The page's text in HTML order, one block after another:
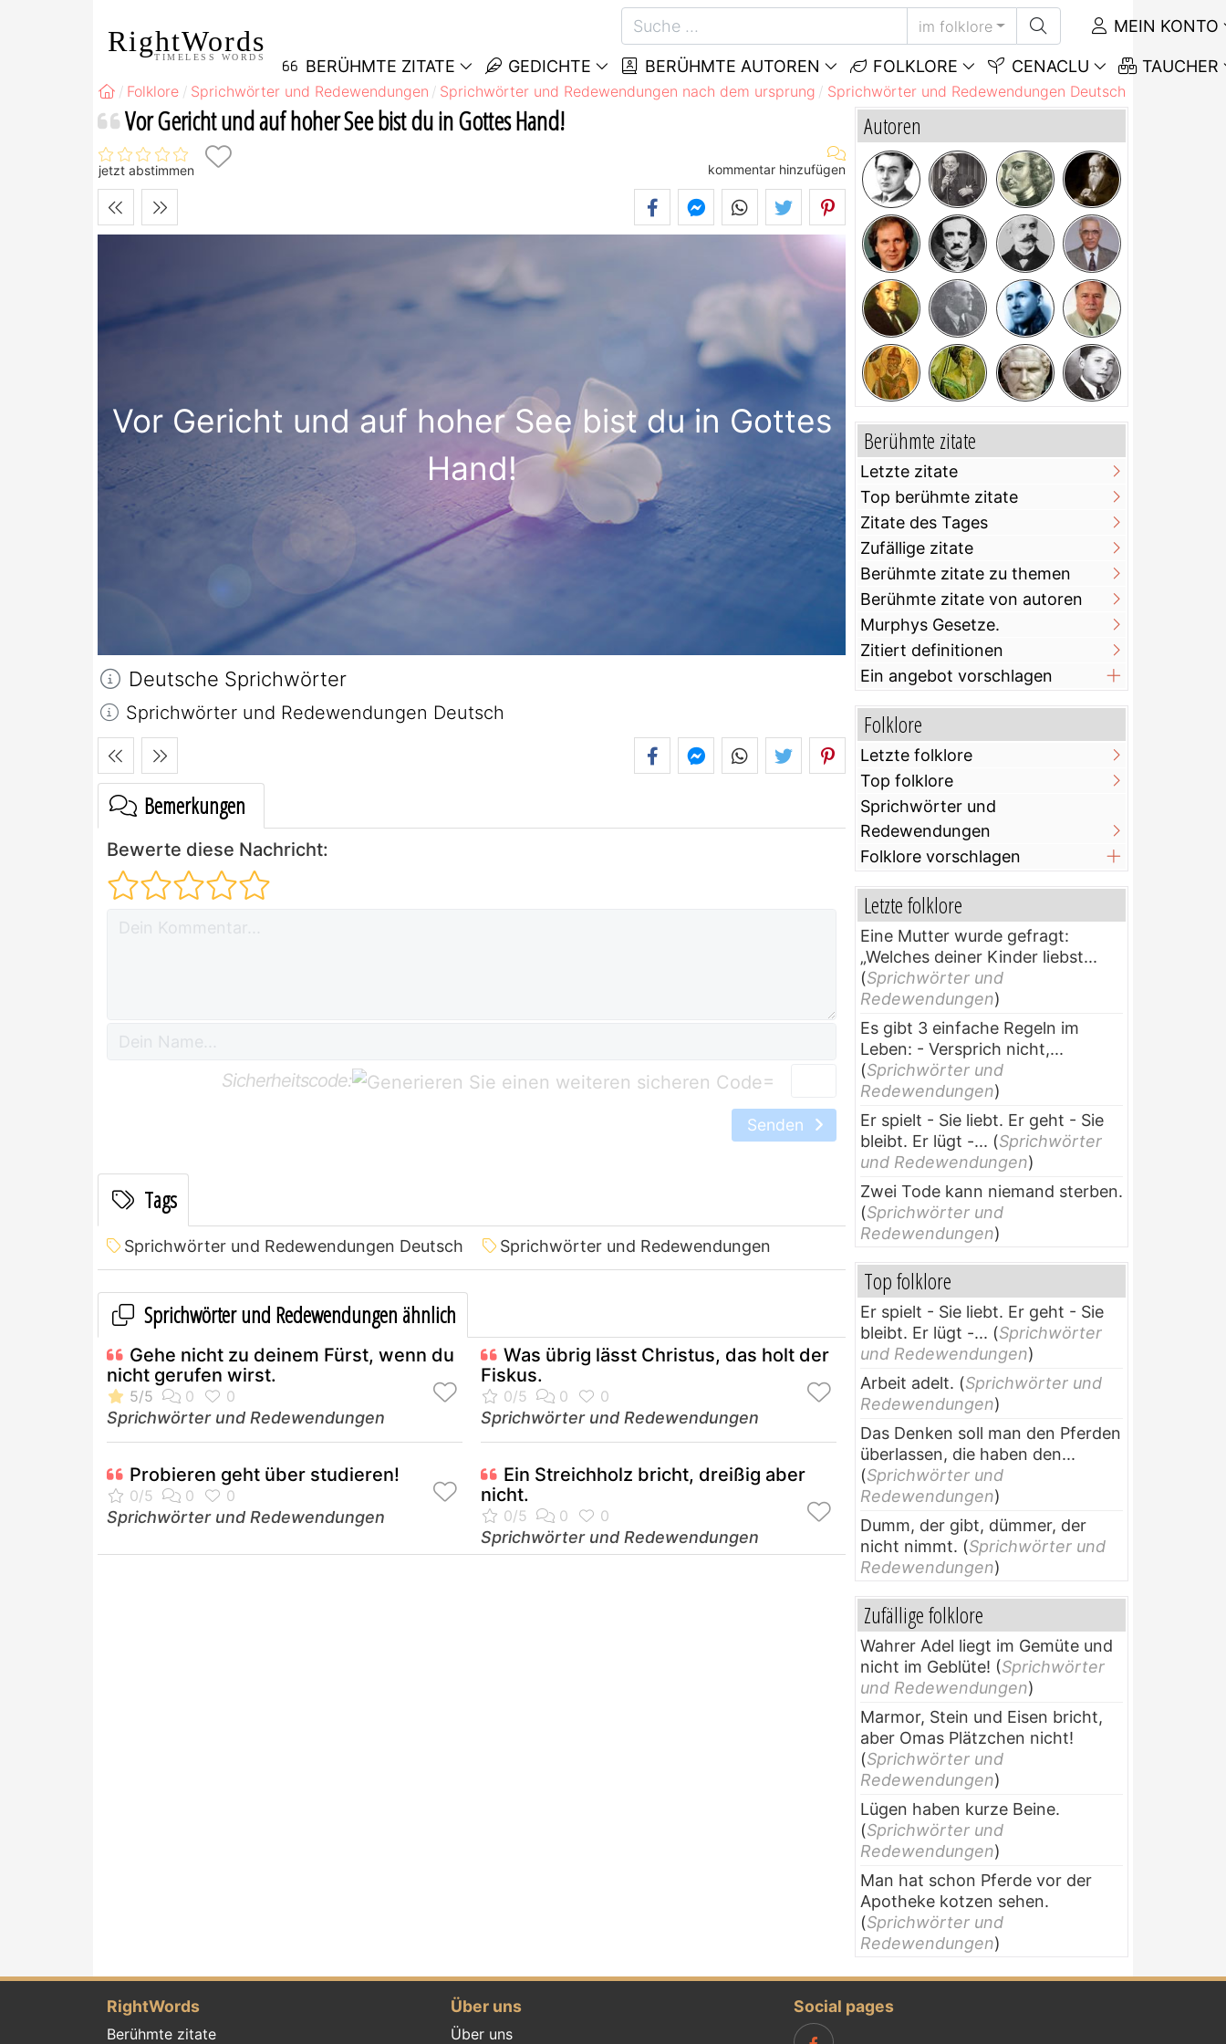
RightWords
TIMELESS WORDS
im folklore MEIN KONTO
BERÜHMTE ZITATE GEDICHTE BERÜHMTE AUTOREN FOLKLORE CENACLU TAUCHER
Folklore Sprichwörter und Redewendungen Sprichwörter und Redewendungen nach dem ursprung Sprichwörter und Redewendungen Deutsch
Vor Gericht und auf hoher See bist du in Gottes Hand!
jetzt abstimmen kommentar hinzufügen
Vor Gericht und auf hoher See bist du in Gottes
Hand!
Deutsche Sprichwörter
Sprichwörter und Redewendungen Deutsch
Bemerkungen
Bewerte diese Nachricht:
Sicherheitscode: =
Senden
Tags
Sprichwörter und Redewendungen Deutsch Sprichwörter und Redewendungen
Sprichwörter und Redewendungen ähnlich
Gehe nicht zu deinem Fürst, wenn du
nicht gerufen wirst.
Sprichwörter und Redewendungen
Was übrig lässt Christus, das holt der
Fiskus.
Sprichwörter und Redewendungen
Probieren geht über studieren!
Sprichwörter und Redewendungen
Ein Streichholz bricht, dreißig aber
nicht.
Sprichwörter und Redewendungen
Autoren
Berühmte zitate
Letzte zitate
Top berühmte zitate
Zitate des Tages
Zufällige zitate
Berühmte zitate zu themen
Berühmte zitate von autoren
Murphys Gesetze.
Zitiert definitionen
Ein angebot vorschlagen
Folklore
Letzte folklore
Top folklore
Sprichwörter und
Redewendungen
Folklore vorschlagen
Letzte folklore
Eine Mutter wurde gefragt:
„Welches deiner Kinder liebst...
(Sprichwörter und
Redewendungen)
Es gibt 3 einfache Regeln im
Leben: - Versprich nicht,...
(Sprichwörter und
Redewendungen)
Er spielt - Sie liebt. Er geht - Sie
bleibt. Er lügt -... (Sprichwörter
und Redewendungen)
Zwei Tode kann niemand sterben.
(Sprichwörter und
Redewendungen)
Top folklore
Er spielt - Sie liebt. Er geht - Sie
bleibt. Er lügt -... (Sprichwörter
und Redewendungen)
Arbeit adelt. (Sprichwörter und
Redewendungen)
Das Denken soll man den Pferden
überlassen, die haben den...
(Sprichwörter und
Redewendungen)
Dumm, der gibt, dümmer, der
nicht nimmt. (Sprichwörter und
Redewendungen)
Zufällige folklore
Wahrer Adel liegt im Gemüte und
nicht im Geblüte! (Sprichwörter
und Redewendungen)
Marmor, Stein und Eisen bricht,
aber Omas Plätzchen nicht!
(Sprichwörter und
Redewendungen)
Lügen haben kurze Beine.
(Sprichwörter und
Redewendungen)
Man hat schon Pferde vor der
Apotheke kotzen sehen.
(Sprichwörter und
Redewendungen)
RightWords
Berühmte zitate
Über uns
Über uns
Social pages